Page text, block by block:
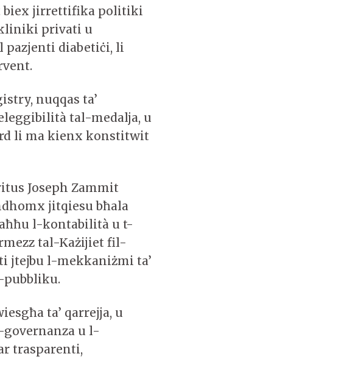
biex jirrettifika politiki
privati u
pazjenti diabetiċi, li
nuqqas ta’
tal-medalja, u
li ma kienx konstitwit
Joseph Zammit
jitqiesu bħala
l-kontabilità u t-
tal-Każijiet fil-
jtejbu l-mekkaniżmi ta’
ta’ qarrejja, u
u l-
trasparenti,